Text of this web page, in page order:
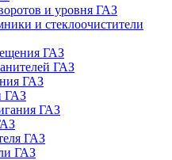
и уровня ГАЗ
и стеклоочистители
ГАЗ
ГАЗ
ГАЗ
ГАЗ
ГАЗ
ГАЗ
ГАЗ